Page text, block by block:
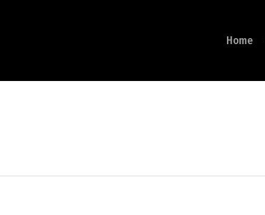
Home